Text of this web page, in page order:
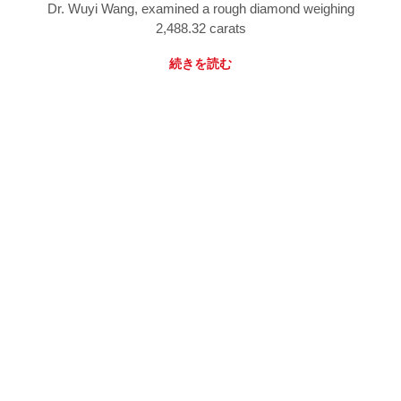
Dr. Wuyi Wang, examined a rough diamond weighing
2,488.32 carats
続きを読む